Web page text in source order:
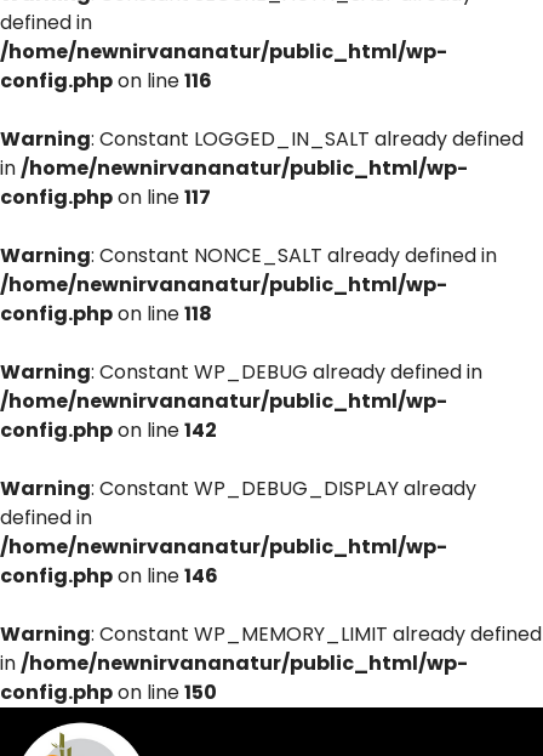
defined in
/home/newnirvananatur/public_html/wp-
config.phpon line116
Warning: Constant LOGGED_IN_SALT already defined
in/home/newnirvananatur/public_html/wp-
config.phpon line117
Warning: Constant NONCE_SALT already defined in
/home/newnirvananatur/public_html/wp-
config.phpon line118
Warning: Constant WP_DEBUG already defined in
/home/newnirvananatur/public_html/wp-
config.phpon line142
Warning: Constant WP_DEBUG_DISPLAY already
defined in
/home/newnirvananatur/public_html/wp-
config.phpon line146
Warning: Constant WP_MEMORY_LIMIT already defined
in/home/newnirvananatur/public_html/wp-
config.phpon line150